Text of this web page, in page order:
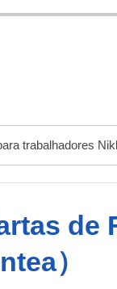
trabalhadores
de
）